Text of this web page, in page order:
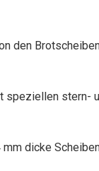
den
speziellen stern-
mm dicke